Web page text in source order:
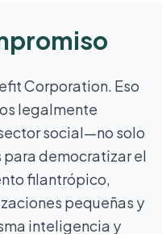
Corporation. Eso
legalmente
social—no solo
para democratizar el
filantrópico,
pequeñas y
inteligencia y